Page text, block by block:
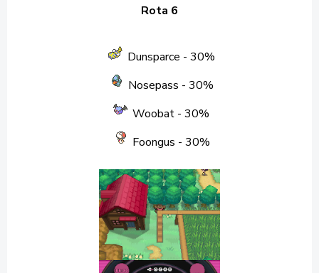
Rota 6
Dunsparce - 30%
Nosepass - 30%
Woobat - 30%
Foongus - 30%